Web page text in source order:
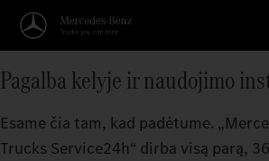
Pagalba kelyje ir naudojimo
Esame čia tam, kad padėtume.
Trucks Service24h“ dirba visą parą,